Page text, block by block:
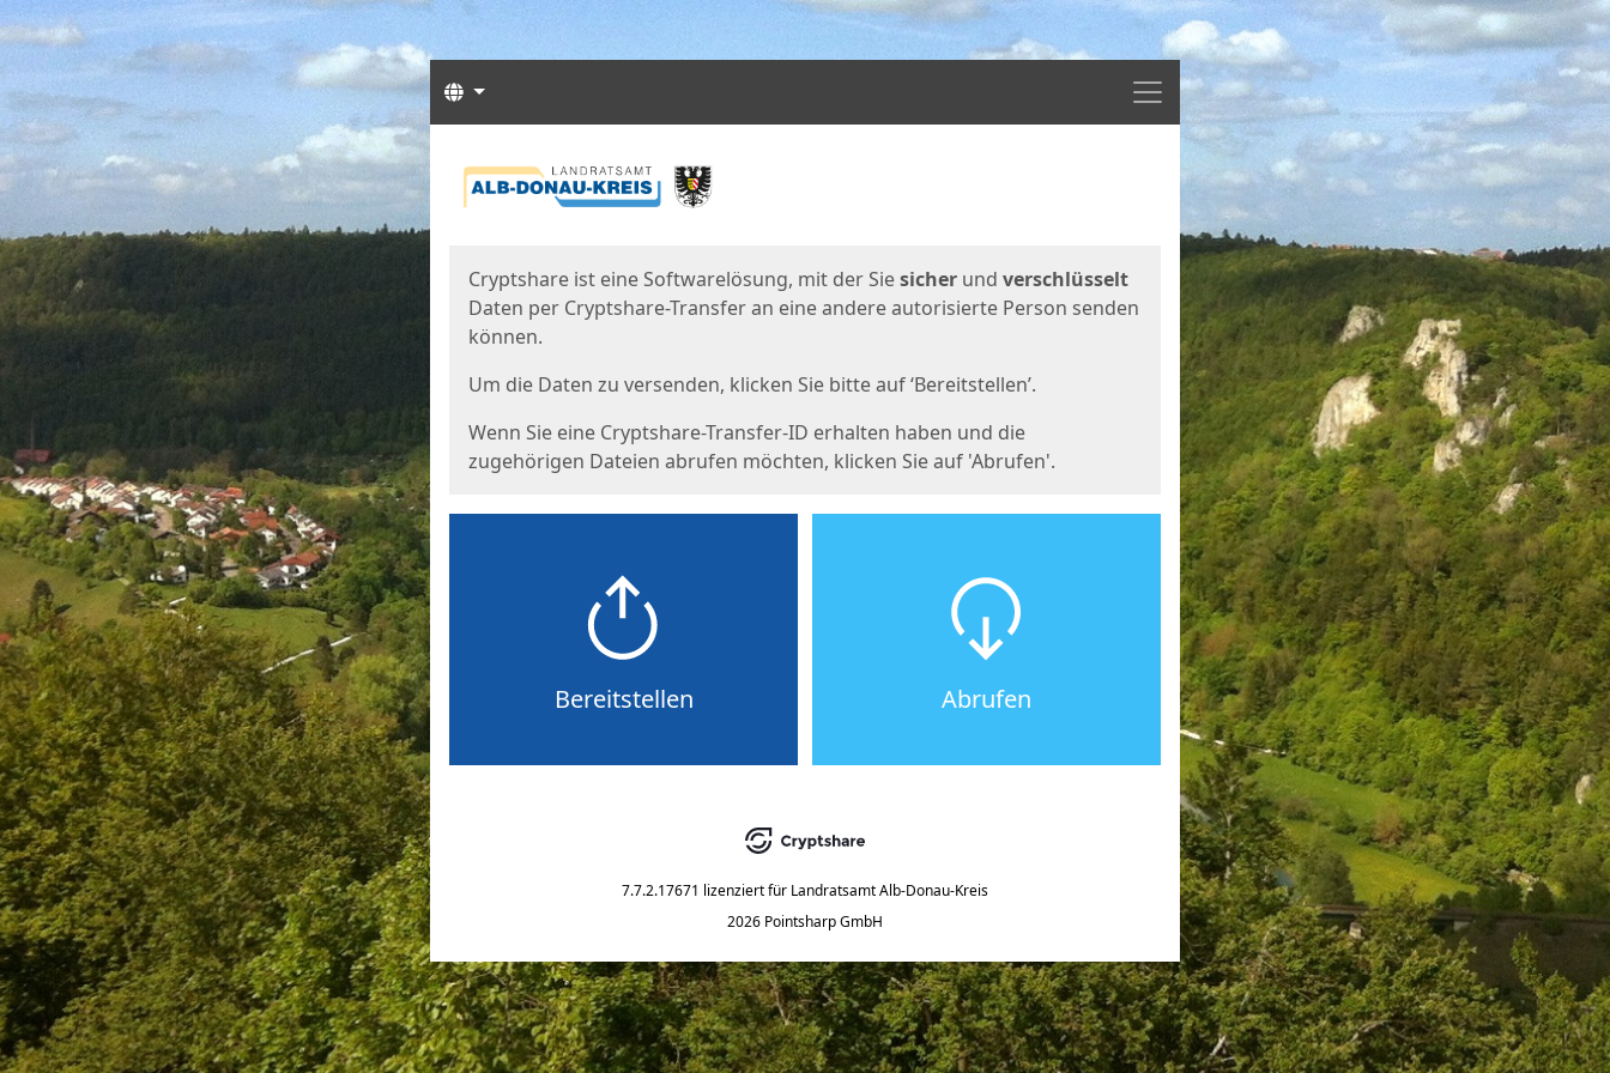
Menü
Sprachen
Cryptshare ist eine Softwarelösung, mit der Siesicher und verschlüsselt
Daten per Cryptshare-Transfer an eine andere autorisierte Person senden
können.
Um die Daten zu versenden, klicken Sie bitte auf ‘Bereitstellen’.
Wenn Sie eine Cryptshare-Transfer-ID erhalten haben und die
zugehörigen Dateien abrufen möchten, klicken Sie auf 'Abrufen'.
Bereitstellen Abrufen
7.7.2.17671 lizenziert für Landratsamt Alb-Donau-Kreis
2026 Pointsharp GmbH